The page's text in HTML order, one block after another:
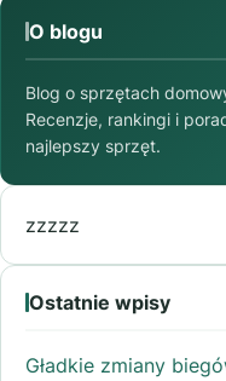
O blogu
Blog o sprzętach
Recenzje, rankingi i
najlepszy sprzęt.
zzzzz
Ostatnie wpisy
Gładkie zmiany